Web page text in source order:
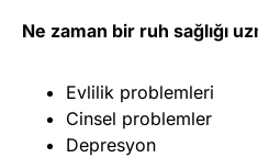
Ne zaman bir ruh sağlığı
Evlilik problemleri
Cinsel problemler
Depresyon